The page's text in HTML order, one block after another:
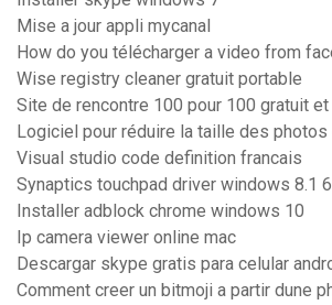
Mise a jour appli mycanal
How do you télécharger a video from
Wise registry cleaner gratuit portable
Site de rencontre 100 pour 100 gratuit
Logiciel pour réduire la taille des photos
Visual studio code definition francais
Synaptics touchpad driver windows 8.1
Installer adblock chrome windows 10
Ip camera viewer online mac
Descargar skype gratis para celular
Comment creer un bitmoji a partir dune